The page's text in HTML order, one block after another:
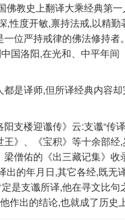
教史上翻译大乘经典第一
,性度开敏,禀持法戒,以精勤
位严持戒律的佛法修持者
国洛阳,在光和、中平年
是译师,但所译经典内容
支楼迎谶传》云:支谶“传译
》、《宝积》等十余部经
僧佑的《出三藏记集》收
的年月日,其它各经,既无
是支谶所译,他在寻文比句
作出的结论,也就成了历史